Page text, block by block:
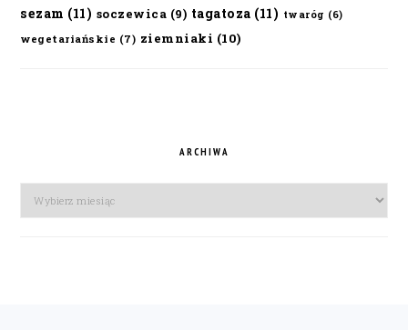
sezam (11) soczewica (9) tagatoza (11) twaróg (6)
wegetariańskie (7) ziemniaki (10)
ARCHIWA
Archiwa